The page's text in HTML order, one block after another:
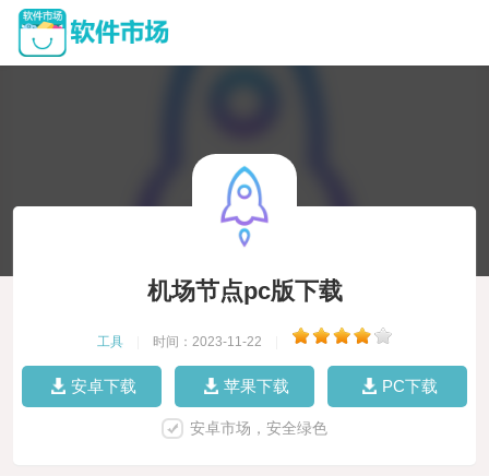
机场节点pc版下载
工具 时间：2023-11-22
安卓下载 苹果下载 PC下载
安卓市场，安全绿色